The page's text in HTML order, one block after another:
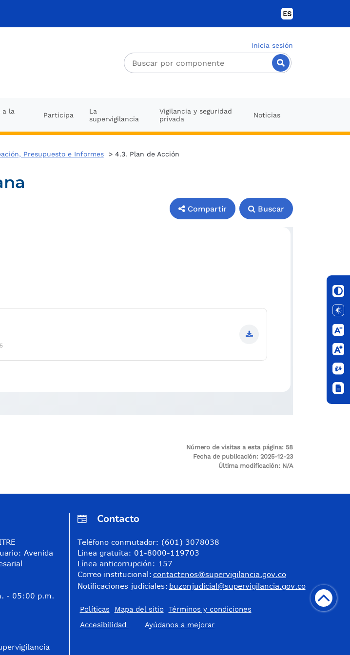
ES
Inicia sesión
a la
Participa
La
supervigilancia
Vigilancia y seguridad
privada
Noticias
Presupuesto e Informes> 4.3. Plan de Acción
Compartir Buscar
Número de visitas a esta página: 58
Fecha de publicación: 2025-12-23
Última modificación: N/A
Avenida
- 05:00 p.m.
Contacto
Teléfono conmutador: (601) 3078038
Línea gratuita: 01-8000-119703
Línea anticorrupción: 157
Correo institucional: contactenos@supervigilancia.gov.co
Notificaciones judiciales: buzonjudicial@supervigilancia.gov.co
Políticas Mapa del sitio
Términos y condiciones
Accesibilidad
​Ayúdanos a mejorar